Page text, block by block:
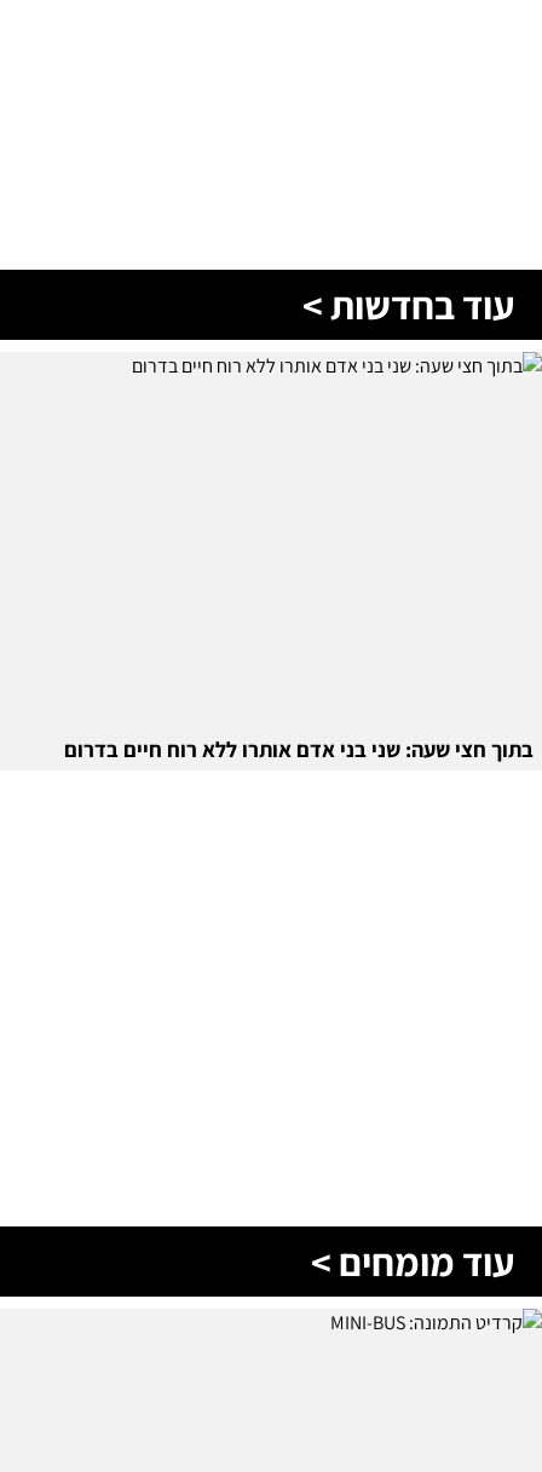
עוד בחדשות >
בתוך חצי שעה: שני בני אדם אותרו ללא רוח חיים בדרום
עוד מומחים >